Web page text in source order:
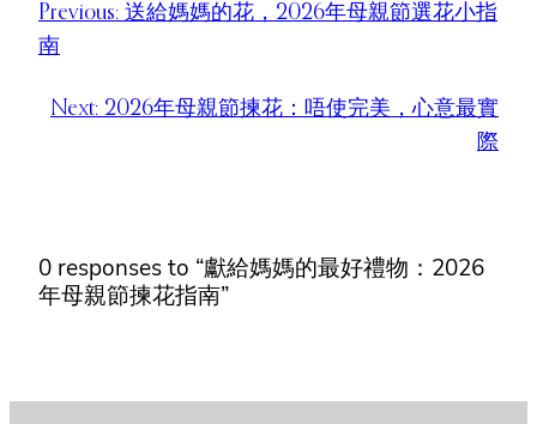
Previous: 送給媽媽的花，2026年母親節選花小指
南
Next: 2026年母親節揀花：唔使完美，心意最實
際
0 responses to “獻給媽媽的最好禮物：2026
年母親節揀花指南”